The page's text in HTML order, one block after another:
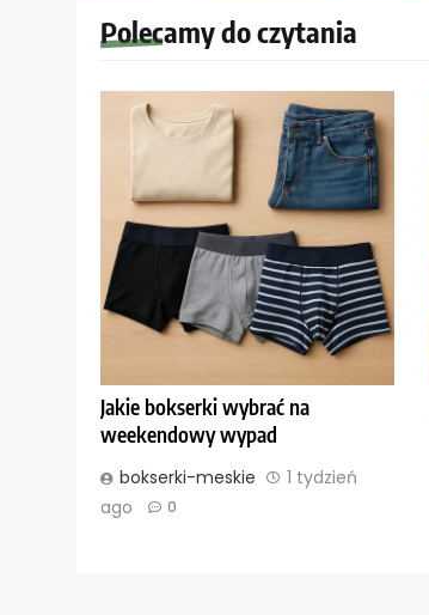
Polecamy do czytania
Jakie bokserki wybrać na
weekendowy wypad
bokserki-meskie
1 tydzień
ago
0